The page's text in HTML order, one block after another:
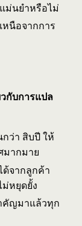
ม่นยำหรือไม่
นือจากการ
กับการแปล
ว่า สิบปี ให้
มากมาย
ด้จากลูกค้า
หยุดยั้ง
คัญมาแล้วทุก